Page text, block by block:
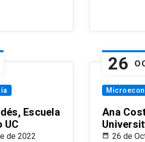
Escuela
UC
de 2022
26
Ana
26 de